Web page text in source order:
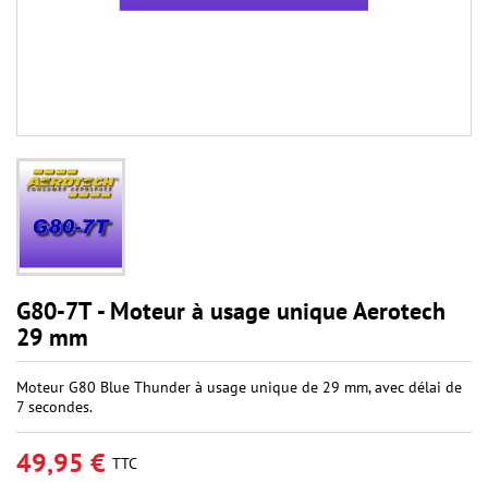
G80-7T - Moteur à usage unique Aerotech
29 mm
Moteur G80 Blue Thunder à usage unique de 29 mm, avec délai de
7 secondes.
49,95 € TTC